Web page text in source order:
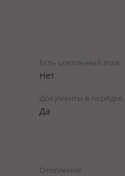
Есть цокольный этаж
Нет
Документы в порядке
Да
Отопление